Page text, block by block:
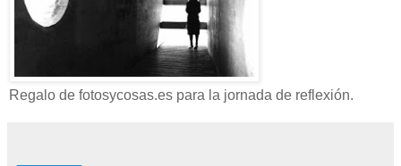
Regalo de fotosycosas.es para la jornada de reflexión.